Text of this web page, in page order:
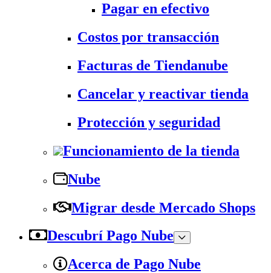
Pagar en efectivo
Costos por transacción
Facturas de Tiendanube
Cancelar y reactivar tienda
Protección y seguridad
Funcionamiento de la tienda
Nube
Migrar desde Mercado Shops
Descubrí Pago Nube
Acerca de Pago Nube